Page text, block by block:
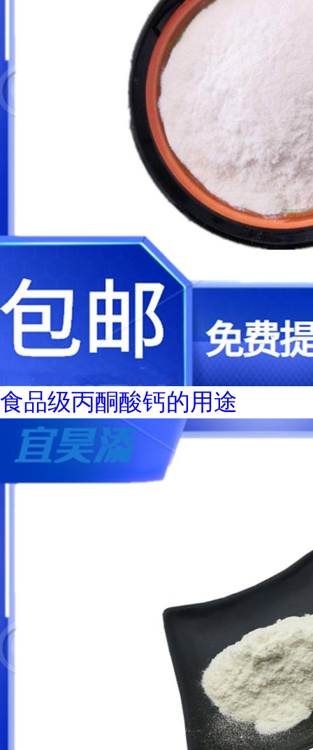
食品级丙酮酸钙的用途